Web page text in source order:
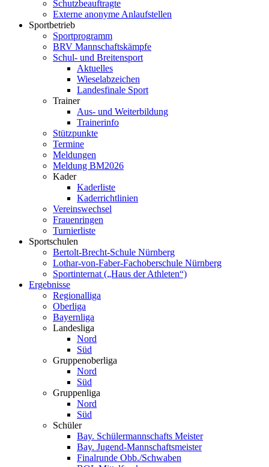
Schutzbeauftragte
Externe anonyme Anlaufstellen
Sportbetrieb
Sportprogramm
BRV Mannschaftskämpfe
Schul- und Breitensport
Aktuelles
Wieselabzeichen
Landesfinale Sport
Trainer
Aus- und Weiterbildung
Trainerinfo
Stützpunkte
Termine
Meldungen
Meldung BM2026
Kader
Kaderliste
Kaderrichtlinien
Vereinswechsel
Frauenringen
Turnierliste
Sportschulen
Bertolt-Brecht-Schule Nürnberg
Lothar-von-Faber-Fachoberschule Nürnberg
Sportinternat („Haus der Athleten“)
Ergebnisse
Regionalliga
Oberliga
Bayernliga
Landesliga
Nord
Süd
Gruppenoberliga
Nord
Süd
Gruppenliga
Nord
Süd
Schüler
Bay. Schülermannschafts Meister
Bay. Jugend-Mannschaftsmeister
Finalrunde Obb./Schwaben